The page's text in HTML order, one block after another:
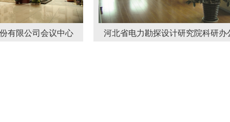
会议中心 河北省电力勘探设计研究院科研办公楼